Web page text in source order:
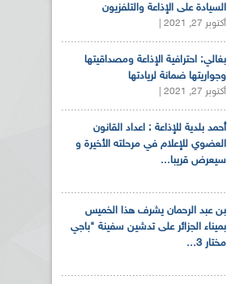
السيادة على الإذاعة والتلفزيون
أكتوبر 27, 2021 |
بغالي: احترافية الإذاعة ومصداقيتها
وجواريتها ضمانة لريادتها
أكتوبر 27, 2021 |
أحمد بلدية للإذاعة : اعداد القانون
العضوي للإعلام في مرحلته الأخيرة و
سيعرض قريبا...
بن عبد الرحمان يشرف هذا الخميس
بميناء الجزائر على تدشين سفينة "باجي
مختار 3...